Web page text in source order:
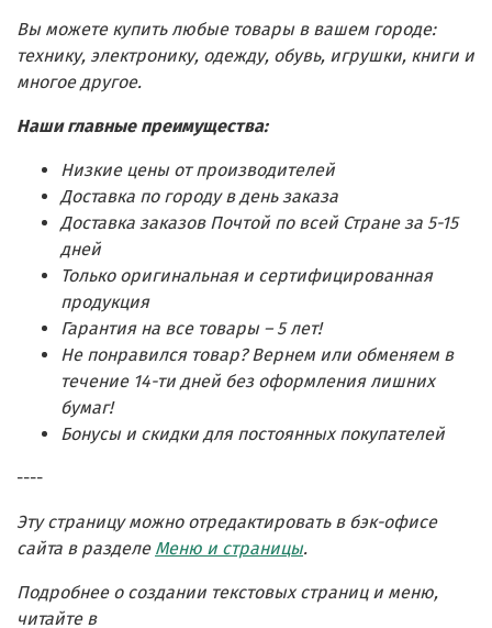
Вы можете купить любые товары в вашем городе:
технику, электронику, одежду, обувь, игрушки, книги и
многое другое.
Наши главные преимущества:
Низкие цены от производителей
Доставка по городу в день заказа
Доставка заказов Почтой по всей Стране за 5-15
дней
Только оригинальная и сертифицированная
продукция
Гарантия на все товары – 5 лет!
Не понравился товар? Вернем или обменяем в
течение 14-ти дней без оформления лишних
бумаг!
Бонусы и скидки для постоянных покупателей
----
Эту страницу можно отредактировать в бэк-офисе
сайта в разделе Меню и страницы.
Подробнее о создании текстовых страниц и меню,
читайте в